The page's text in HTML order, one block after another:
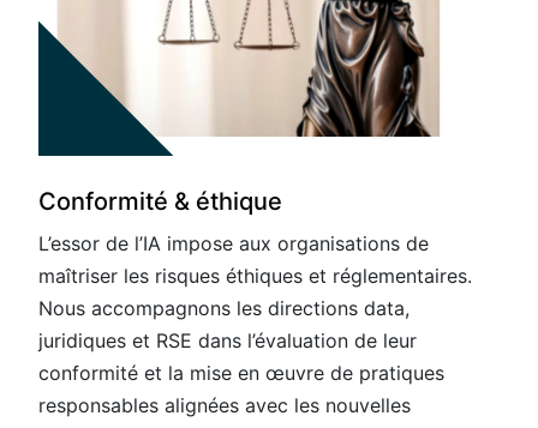
Conformité & éthique
L’essor de l’IA impose aux organisations de
maîtriser les risques éthiques et réglementaires.
Nous accompagnons les directions data,
juridiques et RSE dans l’évaluation de leur
conformité et la mise en œuvre de pratiques
responsables alignées avec les nouvelles